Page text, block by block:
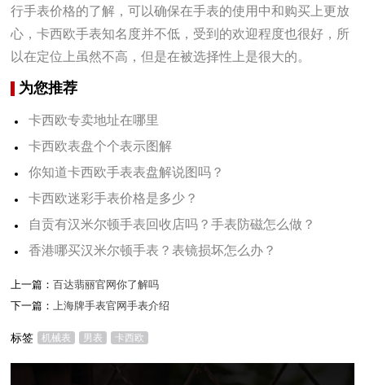
行手表价格的了解，可以确保在手表的使用中和购买上更放
心，卡西欧手表知名度并不低，受到的欢迎程度也很好，所
以在定位上虽然不高，但是在被选择性上是很大的。
为您推荐
卡西欧专卖地址在哪里
卡西欧表盘个个表示图解
你知道卡西欧手表表盘解说图吗？
卡西欧迷彩手表价格是多少？
自贡有汉米尔顿手表回收店吗？手表防磁怎么做？
香港哪买汉米尔顿手表？表镜损坏怎么办？
上一篇：百达翡丽官网你了解吗
下一篇：
上海牌手表官网手表介绍
标签 机械表 男表 卡西欧